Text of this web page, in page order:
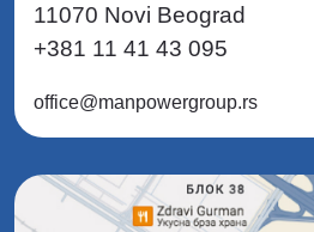
11070 Novi Beograd
+381 11 41 43 095
office@manpowergroup.rs